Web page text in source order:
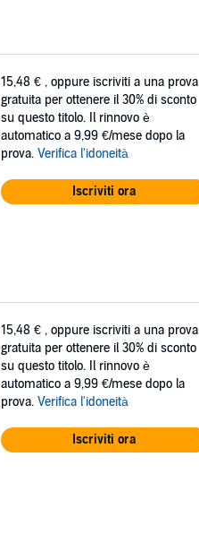
15,48 € , oppure iscriviti a una prova
gratuita per ottenere il 30% di sconto
su questo titolo. Il rinnovo è
automatico a 9,99 €/mese dopo la
prova. Verifica l'idoneità
Iscriviti ora
15,48 € , oppure iscriviti a una prova
gratuita per ottenere il 30% di sconto
su questo titolo. Il rinnovo è
automatico a 9,99 €/mese dopo la
prova. Verifica l'idoneità
Iscriviti ora